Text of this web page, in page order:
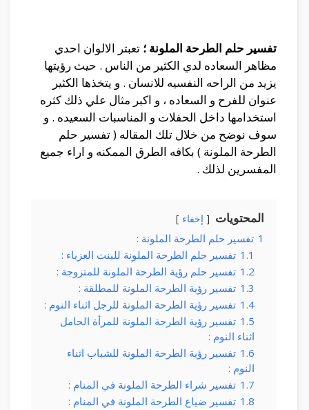
تفسير حلم الطرحة الملونة ؛ تعبتر الالوان احدي
مظاهر السعاده لدي الكثير من الناس . حيث رؤيتها
يزيد من الراحه النفسيه للانسان . و يتخذها الكثير
عنوان للفرح و السعاده ، و اكبر مثال علي ذلك كثره
استخدامها داخل الحفلات و المناسبات السعيده . و
سوف نوضح من خلال تلك المقاله ( تفسير حلم
الطرحة الملونة ) بكافه الطرق الممكنه و اراء جميع
المفسرين لذلك .
المحتويات إخفاء
1 تفسير حلم الطرحة الملونة :
1.1 تفسير حلم الطرحة الملونة للبنت العزباء :
1.2 تفسير حلم رؤية الطرحة الملونة للمتزوجة :
1.3 تفسير رؤية الطرحة الملونة للمطلقة :
1.4 تفسير رؤية الطرحة الملونة للرجل اثناء النوم :
1.5 تفسير رؤية الطرحة الملونة للمرأة الحامل
اثناء النوم :
1.6 تفسير رؤية الطرحة الملونة للشباب اثناء
النوم :
1.7 تفسير شراء الطرحة الملونة في المنام :
1.8 تفسير ضياع الطرحة الملونة في المنام :